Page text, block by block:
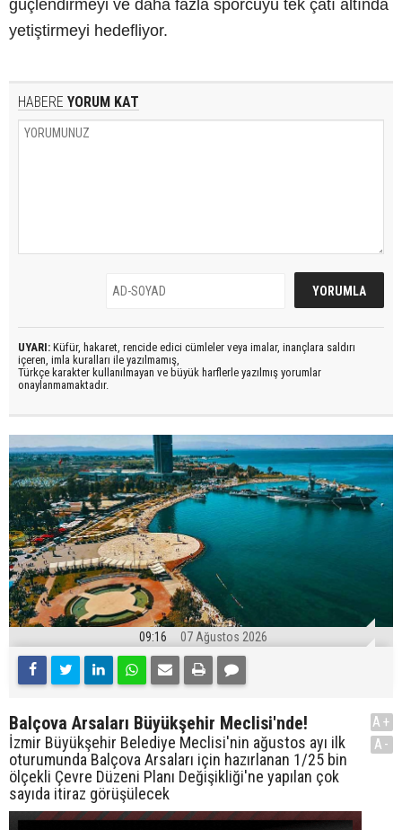
güçlendirmeyi ve daha fazla sporcuyu tek çatı altında
yetiştirmeyi hedefliyor.
HABERE YORUM KAT
UYARI: Küfür, hakaret, rencide edici cümleler veya imalar, inançlara saldırı
içeren, imla kuralları ile yazılmamış,
Türkçe karakter kullanılmayan ve büyük harflerle yazılmış yorumlar
onaylanmamaktadır.
09:16 07 Ağustos 2026
Balçova Arsaları Büyükşehir Meclisi'nde!
İzmir Büyükşehir Belediye Meclisi'nin ağustos ayı ilk
oturumunda Balçova Arsaları için hazırlanan 1/25 bin
ölçekli Çevre Düzeni Planı Değişikliği'ne yapılan çok
sayıda itiraz görüşülecek
A+
A-